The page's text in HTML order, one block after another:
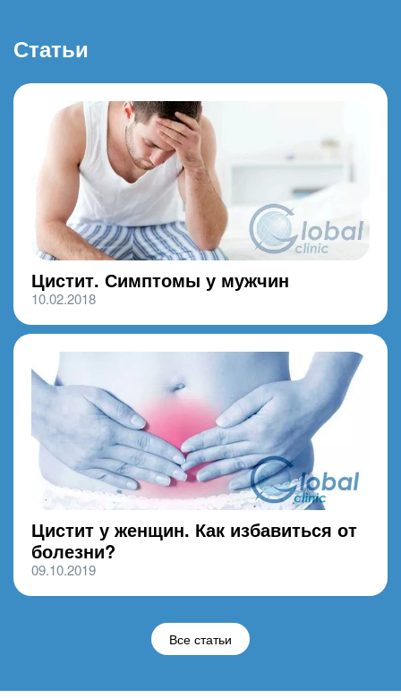
Статьи
Цистит. Симптомы у мужчин
10.02.2018
Цистит у женщин. Как избавиться от
болезни?
09.10.2019
Все статьи